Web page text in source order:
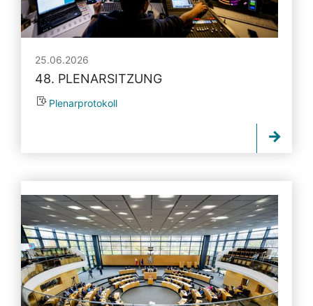
25.06.2026
48. PLENARSITZUNG
Plenarprotokoll